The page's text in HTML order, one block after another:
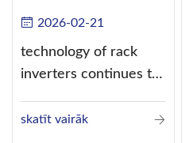
2026-02-21
technology of rack
inverters continues to
skatīt vairāk